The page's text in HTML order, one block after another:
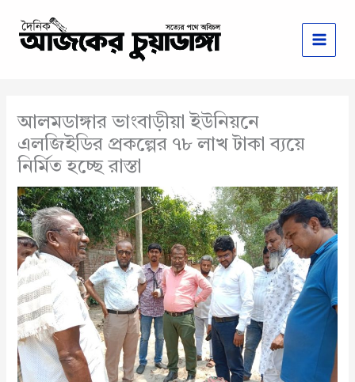
content
আলমডাঙ্গার ভাংবাড়ীয়া ইউনিয়নে
এলজিইডির প্রকল্পের ৭৮ লাখ টাকা ব্যয়ে
নির্মিত হচ্ছে রাস্তা